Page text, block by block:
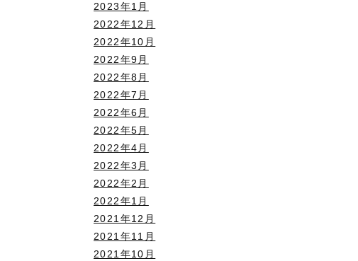
2023年1月
2022年12月
2022年10月
2022年9月
2022年8月
2022年7月
2022年6月
2022年5月
2022年4月
2022年3月
2022年2月
2022年1月
2021年12月
2021年11月
2021年10月